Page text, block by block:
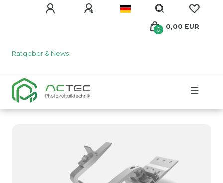
Ratgeber & News
0 0,00 EUR
☰